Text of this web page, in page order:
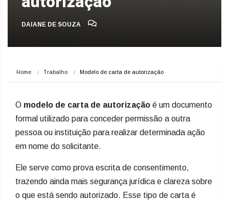
DAIANE DE SOUZA
Home Trabalho Modelo de carta de autorização
O modelo de carta de autorização é um documento
formal utilizado para conceder permissão a outra
pessoa ou instituição para realizar determinada ação
em nome do solicitante.
Ele serve como prova escrita de consentimento,
trazendo ainda mais segurança jurídica e clareza sobre
o que está sendo autorizado. Esse tipo de carta é